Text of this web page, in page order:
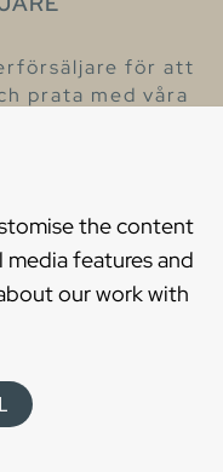
the content
media features and
our work with
för att
prata med våra